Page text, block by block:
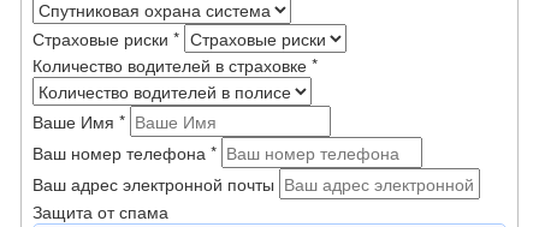
Страховые риски *
Количество водителей в страховке *
Ваше Имя *
Ваш номер телефона *
Ваш адрес электронной почты
Защита от спама